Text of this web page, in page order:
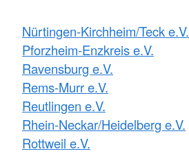
Nürtingen-Kirchheim/Teck e.V.
Pforzheim-Enzkreis e.V.
Ravensburg e.V.
Rems-Murr e.V.
Reutlingen e.V.
Rhein-Neckar/Heidelberg e.V.
Rottweil e.V.